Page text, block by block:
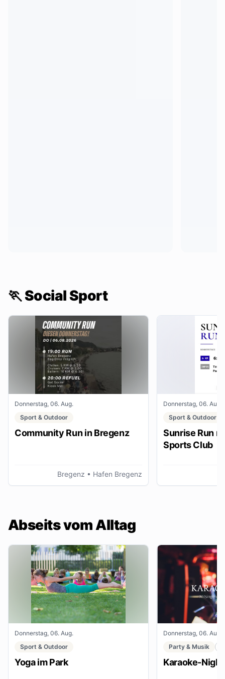
🏃 Social Sport
Donnerstag, 06. Aug.
Sport & Outdoor
Community Run in Bregenz
Bregenz • Hafen Bregenz
Donnerstag, 06. Aug.
Sport & Outdoor
Sunrise Run
Sports Club
Abseits vom Alltag
Donnerstag, 06. Aug.
Sport & Outdoor
Yoga im Park
Donnerstag, 06. Aug.
Party & Musik
Karaoke-Night